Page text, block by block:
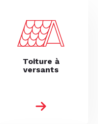
Toiture à
versants